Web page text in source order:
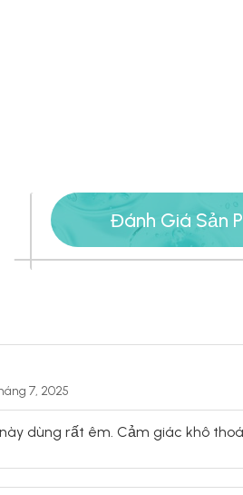
Đánh Giá Sản
7, 2025
dùng rất êm. Cảm giác khô